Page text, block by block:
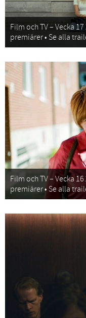
Film och TV – Vecka
premiärer • Se alla
Film och TV – Vecka
premiärer • Se alla